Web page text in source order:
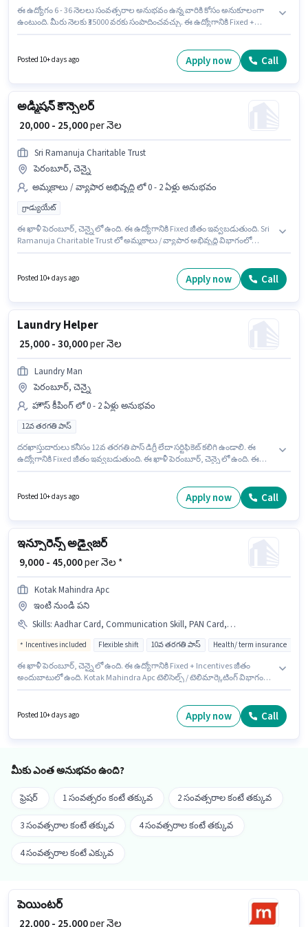
ఈ ఉద్యోగం 6 - 36 నెలలు సంవత్సరాల అనుభవం ఉన్న వారికి కోసం అనుకూలంగా
ఉంటుంది. మీరు నెలకు ₹35000 వరకు సంపాదించవచ్చు. ఈ ఉద్యోగానికి Fixed +
Returns, Taxation - VAT & Sales Tax, TDS వంటి నైపుణ్యాలు ఉండాలి. Kotak
Mahindra Apc లో అకౌంటెంట్ విభాగంలో Financial Advisor గా చేరండి. ఈ
Posted 10+ days ago Apply now Call
అడ్మిషన్ కౌన్సెలర్
₹ 20,000 - 25,000per నెల
Sri Ramanuja Charitable Trust
పెరంబూర్, చెన్నై
అమ్మకాలు / వ్యాపార అభివృద్ధి లో 0 - 2 ఏళ్లు అనుభవం
గ్రాడ్యుయేట్
ఈ ఖాళీ పెరంబూర్, చెన్నై లో ఉంది. ఈ ఉద్యోగానికి Fixed జీతం ఇవ్వబడుతుంది. Sri
Ramanuja Charitable Trust లో అమ్మకాలు / వ్యాపార అభివృద్ధి విభాగంలో
జీతం ₹25000 ఉంటుంది.
Posted 10+ days ago Apply now Call
Laundry Helper
₹ 25,000 - 30,000per నెల
Laundry Man
పెరంబూర్, చెన్నై
హౌస్ కీపింగ్ లో 0 - 2 ఏళ్లు అనుభవం
12వ తరగతి పాస్
దరఖాస్తుదారులు కనీసం 12వ తరగతి పాస్ డిగ్రీ లేదా సర్టిఫికెట్ కలిగి ఉండాలి. ఈ
ఉద్యోగానికి Fixed జీతం ఇవ్వబడుతుంది. ఈ ఖాళీ పెరంబూర్, చెన్నై లో ఉంది. ఈ
Posted 10+ days ago Apply now Call
ఇన్సూరెన్స్ అడ్వైజర్
₹ 9,000 - 45,000per నెల *
Kotak Mahindra Apc
ఇంటి నుండి పని
Skills: Aadhar Card, Communication Skill, PAN Card, Bank Account
Incentives included Flexible shift 10వ తరగతి పాస్ Health/ term insurance
ఈ ఖాళీ పెరంబూర్, చెన్నై లో ఉంది. ఈ ఉద్యోగానికి Fixed + Incentives జీతం
అందుబాటులో ఉంది. Kotak Mahindra Apc టెలిసెల్స్ / టెలిమార్కెటింగ్ విభాగంలో
ఉండాలి. దరఖాస్తుదారులు కనీసం 10వ తరగతి పాస్ డిగ్రీ లేదా సర్టిఫికెట్ కలిగి
ఉండాలి. ఈ ఉద్యోగానికి ముఖ్యమైన డాక్యుమెంట్లు PAN Card, Aadhar Card,
Posted 10+ days ago Apply now Call
మీకు ఎంత అనుభవం ఉంది?
ఫ్రెషర్ 1 సంవత్సరం కంటే తక్కువ 2 సంవత్సరాల కంటే తక్కువ
3 సంవత్సరాల కంటే తక్కువ 4 సంవత్సరాల కంటే తక్కువ
4 సంవత్సరాల కంటే ఎక్కువ
పెయింటర్